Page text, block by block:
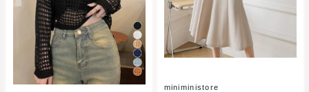
miniministore